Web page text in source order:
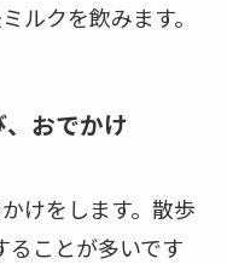
ルクを飲みます。
おでかけ
けをします。散歩
ることが多いです